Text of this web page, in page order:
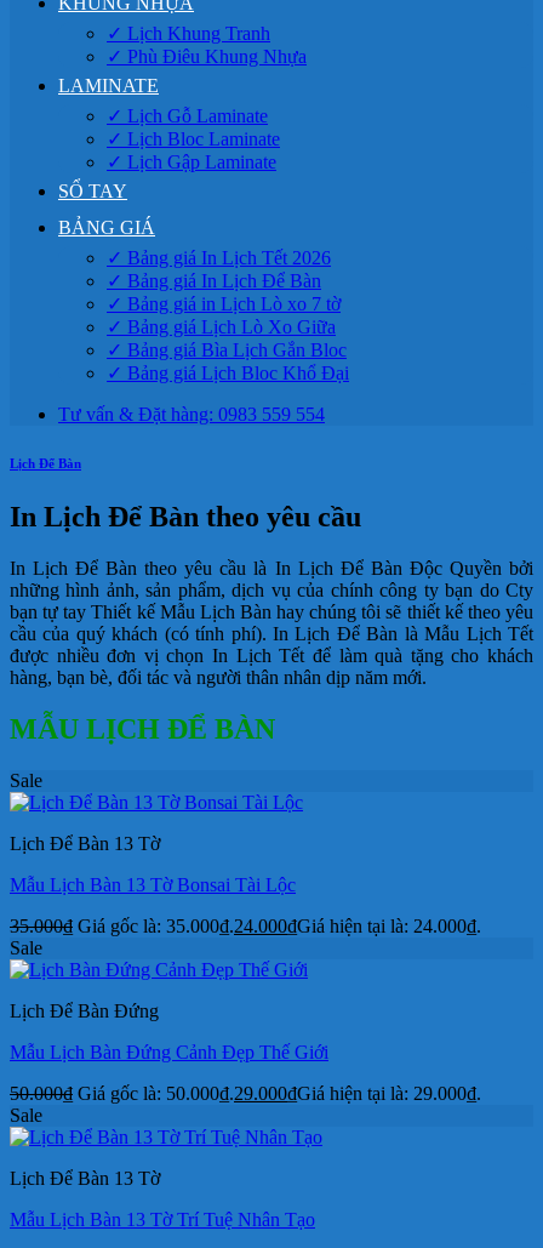
✓ Lịch Khung Tranh
✓ Phù Điêu Khung Nhựa
LAMINATE
✓ Lịch Gỗ Laminate
✓ Lịch Bloc Laminate
✓ Lịch Gập Laminate
SỔ TAY
BẢNG GIÁ
✓ Bảng giá In Lịch Tết 2026
✓ Bảng giá In Lịch Để Bàn
✓ Bảng giá in Lịch Lò xo 7 tờ
✓ Bảng giá Lịch Lò Xo Giữa
✓ Bảng giá Bìa Lịch Gắn Bloc
✓ Bảng giá Lịch Bloc Khổ Đại
Tư vấn & Đặt hàng: 0983 559 554
Lịch Để Bàn
In Lịch Để Bàn theo yêu cầu
In Lịch Để Bàn theo yêu cầu là In Lịch Để Bàn Độc Quyền bởi
những hình ảnh, sản phẩm, dịch vụ của chính công ty bạn do Cty
bạn tự tay Thiết kế Mẫu Lịch Bàn hay chúng tôi sẽ thiết kế theo yêu
cầu của quý khách (có tính phí). In Lịch Để Bàn là Mẫu Lịch Tết
được nhiều đơn vị chọn In Lịch Tết để làm quà tặng cho khách
hàng, bạn bè, đối tác và người thân nhân dịp năm mới.
MẪU LỊCH ĐỂ BÀN
Sale
Lịch Để Bàn 13 Tờ
Mẫu Lịch Bàn 13 Tờ Bonsai Tài Lộc
35.000₫ Giá gốc là: 35.000₫.24.000₫Giá hiện tại là: 24.000₫.
Sale
Lịch Để Bàn Đứng
Mẫu Lịch Bàn Đứng Cảnh Đẹp Thế Giới
50.000₫ Giá gốc là: 50.000₫.29.000₫Giá hiện tại là: 29.000₫.
Sale
Lịch Để Bàn 13 Tờ
Mẫu Lịch Bàn 13 Tờ Trí Tuệ Nhân Tạo